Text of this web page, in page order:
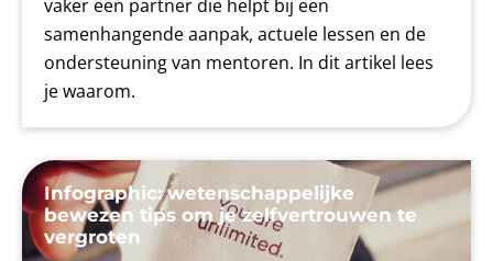
vaker een partner die helpt bij een
samenhangende aanpak, actuele lessen en de
ondersteuning van mentoren. In dit artikel lees
je waarom.
Infographic: wetenschappelijke
bewezen tips om je zelfvertrouwen te
vergroten